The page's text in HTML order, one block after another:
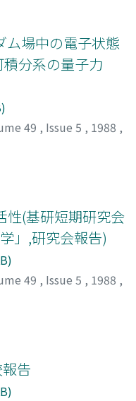
ム場中の電子状態
分系の量子力
49 , Issue 5 , 1988 ,
性(基研短期研究会
」,研究会報告)
49 , Issue 5 , 1988 ,
告